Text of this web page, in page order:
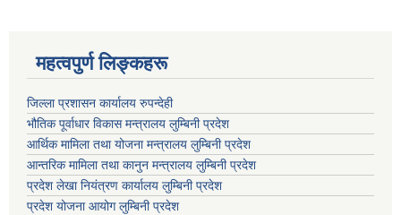
महत्वपुर्ण लिङ्कहरू
जिल्ला प्रशासन कार्यालय रुपन्देही
भौतिक पूर्वाधार विकास मन्त्रालय लुम्बिनी प्रदेश
आर्थिक मामिला तथा योजना मन्त्रालय लुम्बिनी प्रदेश
आन्तरिक मामिला तथा कानुन मन्त्रालय लुम्बिनी प्रदेश
प्रदेश लेखा नियंत्रण कार्यालय लुम्बिनी प्रदेश
प्रदेश योजना आयोग लुम्बिनी प्रदेश